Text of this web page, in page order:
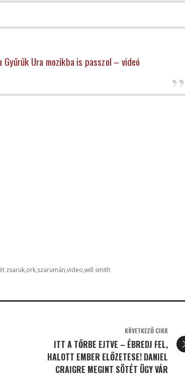
Ura mozikba is passzol – videó
zsaruk ork szarumán video will smith
KÖVETKEZŐ CIKK
ITT A TŐRBE EJTVE – ÉBREDJ FEL,
HALOTT EMBER ELŐZETESE! DANIEL
CRAIGRE MEGINT SÖTÉT ÜGY VÁR